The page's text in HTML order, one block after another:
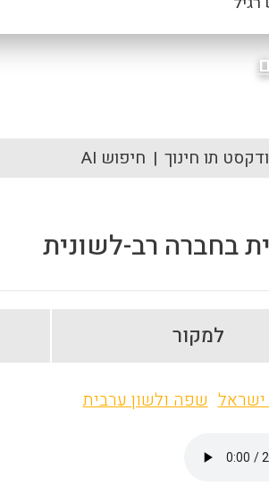
תו חינוך חיפוש AI
בחברה רב-לשונית
למקור
ישראל שפה ולשון ערבית